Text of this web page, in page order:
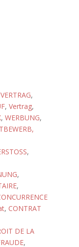
,
, Vertrag,
, WERBUNG,
,
,
,
, CONTRAT
DE LA
,